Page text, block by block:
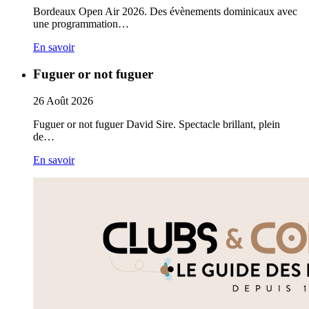
Bordeaux Open Air 2026. Des évènements dominicaux avec
une programmation…
En savoir
Fuguer or not fuguer
26 Août 2026
Fuguer or not fuguer David Sire. Spectacle brillant, plein
de…
En savoir